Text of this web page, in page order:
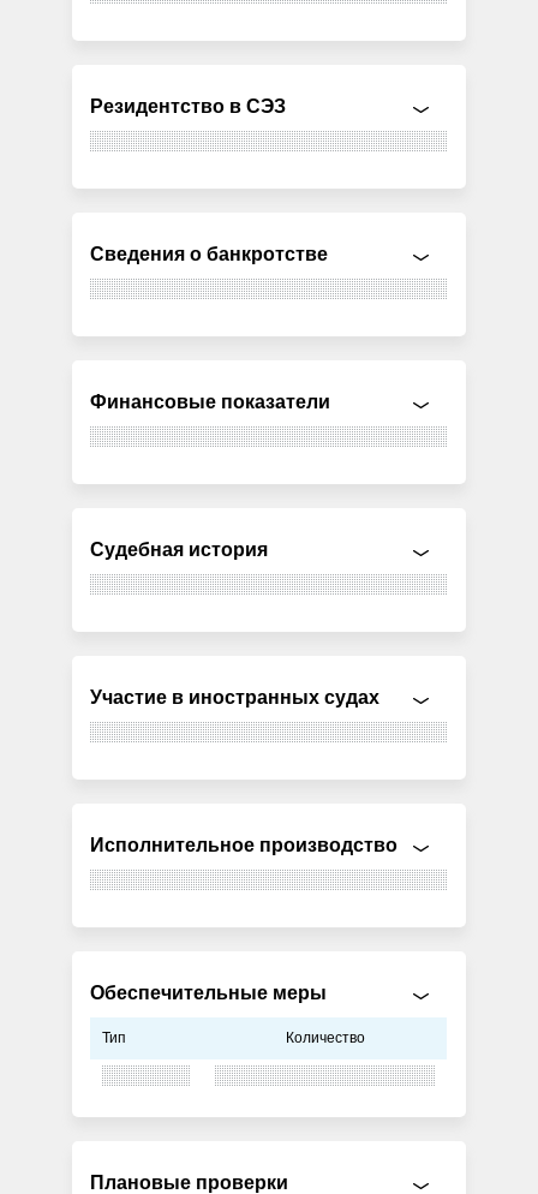
Резидентство в СЭЗ
Сведения о банкротстве
Финансовые показатели
Судебная история
Участие в иностранных судах
Исполнительное производство
Обеспечительные меры
Тип Количество
Плановые проверки